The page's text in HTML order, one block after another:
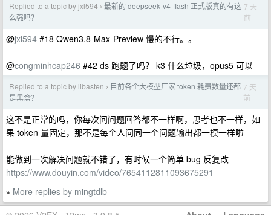
Replied to a topic by jxl594 › 最新的 deepseek-v4-flash 正式版真的有这
么强吗？
7 天
前
@jxl594 #18 Qwen3.8-Max-Preview 慢的不行。。
@congminhcap246 #42 ds 跑题了吗？ k3 什么垃圾，opus5 可以
Replied to a topic by libasten › 目前各个大模型厂家 token 耗费数量还都
是黑盒？
7 天
前
这不是正常的吗，你每次问问题回答都不一样啊，思考也不一样，如
果 token 量固定，那不是每个人问同一个问题输出都一模一样啦
能做到一次解决问题就不错了，有时候一个简单 bug 反复改
https://www.douyin.com/video/7654112811093675291
» More replies by mingtdlb